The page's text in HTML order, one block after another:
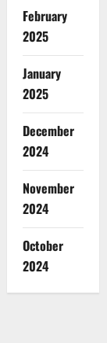
February
2025
January
2025
December
2024
November
2024
October
2024